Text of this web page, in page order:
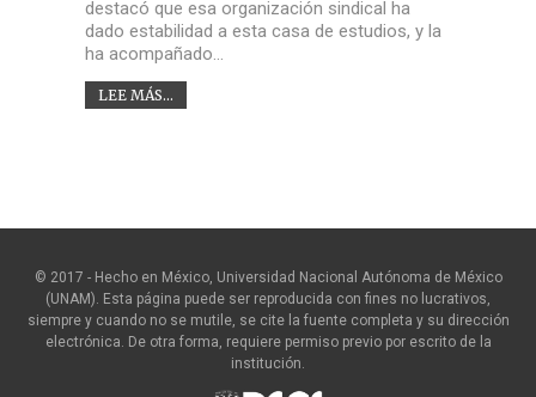
destacó que esa organización sindical ha
dado estabilidad a esta casa de estudios, y la
ha acompañado…
LEE MÁS...
© 2017 - Hecho en México, Universidad Nacional Autónoma de México
(UNAM). Esta página puede ser reproducida con fines no lucrativos,
siempre y cuando no se mutile, se cite la fuente completa y su dirección
electrónica. De otra forma, requiere permiso previo por escrito de la
institución.